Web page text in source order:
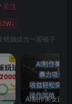
关注
蜡烛或当一面镜子
多多视频撸收益最新玩法，高收益技术，单日变现2000+，附赠全套技术资料